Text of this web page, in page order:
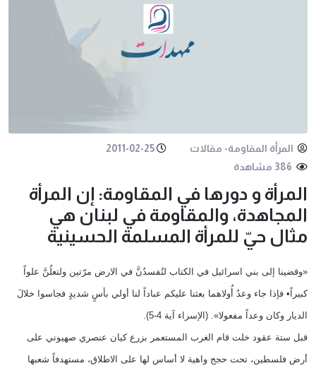
المرأة المقاومة- مقالات
2011-02-25
المرأة و دورها في المقاومة: إن المرأة
المجاهدة، والمقاومة في لبنان هي
مثال حيّ للمرأة المسلمة الحسينية
«وقضينا إلى بني اسرائيل في الكتاب لتُفسدُنَّ في الارض مرّتين ولتعلُنَّ علواً
كبيراً• فإذا جاء وعدُ أُولاهما بعثنا عليكم عباداً لنا أولي بأسٍ شديدٍ فجاسوا خلالَ
الديار وكان وعداً مفعولا». (الإسراء آية 4-5).
قبل ستة عقود خلت قام الغرب المستعمر بزرع كيان عنصري صهيوني على
أرض فلسطين، تحت حجج واهية لا أساس لها على الاطلاق، مستهدفاً شعبها